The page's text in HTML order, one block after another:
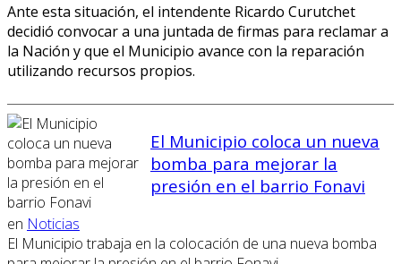
Ante esta situación, el intendente Ricardo Curutchet
decidió convocar a una juntada de firmas para reclamar a
la Nación y que el Municipio avance con la reparación
utilizando recursos propios.
El Municipio coloca un nueva
bomba para mejorar la
presión en el barrio Fonavi
en Noticias
El Municipio trabaja en la colocación de una nueva bomba